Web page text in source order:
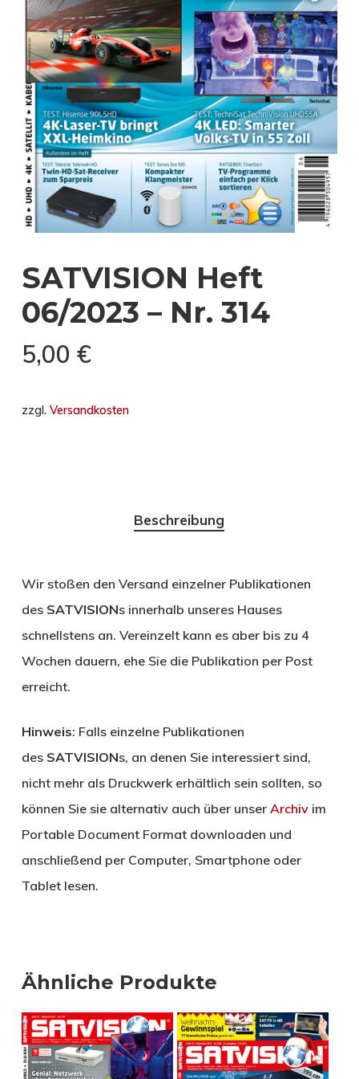
SATVISION Heft
06/2023 – Nr. 314
5,00 €
zzgl. Versandkosten
Beschreibung
Wir stoßen den Versand einzelner Publikationen
des SATVISIONs innerhalb unseres Hauses
schnellstens an. Vereinzelt kann es aber bis zu 4
Wochen dauern, ehe Sie die Publikation per Post
erreicht.
Hinweis: Falls einzelne Publikationen
des SATVISIONs, an denen Sie interessiert sind,
nicht mehr als Druckwerk erhältlich sein sollten, so
können Sie sie alternativ auch über unser Archivim
Portable Document Format downloaden und
anschließend per Computer, Smartphone oder
Tablet lesen.
Ähnliche Produkte